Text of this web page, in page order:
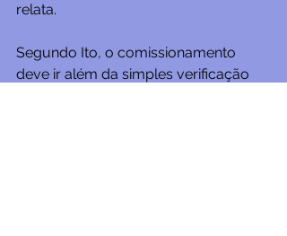
relata.
Segundo Ito, o comissionamento
deve ir além da simples verificação